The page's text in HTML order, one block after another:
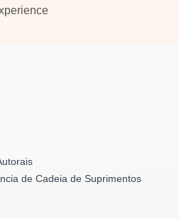
de Cadeia de Suprimentos